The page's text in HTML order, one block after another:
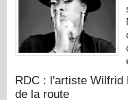
RDC : l'artiste Wilfrid
de la route